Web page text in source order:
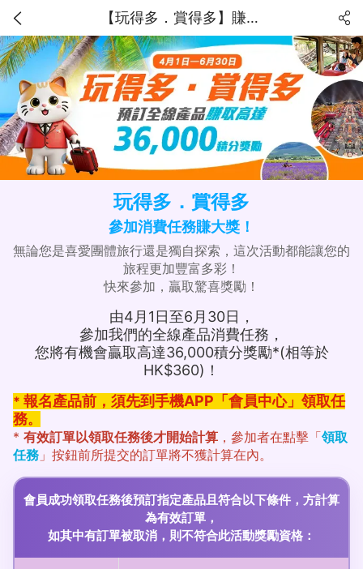
【玩得多．賞得多】賺取高達36,000獎勵積分！
玩得多．賞得多
參加消費任務賺大獎！
無論您是喜愛團體旅行還是獨自探索，這次活動都能讓您的
旅程更加豐富多彩！
快來參加，贏取驚喜獎勵！
由4月1日至6月30日，
參加我們的全線產品消費任務，
您將有機會贏取高達36,000積分獎勵*(相等於
HK$360)！
* 報名產品前，須先到手機APP「會員中心」領取任
務。
* 有效訂單以領取任務後才開始計算 ，參加者在點擊「領取
任務 」按鈕前所提交的訂單將不獲計算在內。
會員成功領取任務後預訂指定產品且符合以下條件，方計算
為有效訂單，
如其中有訂單被取消，則不符合此活動獎勵資格：